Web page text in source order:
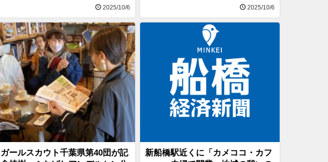
2025/10/6 2025/10/6
ガールスカウト千葉県第40団が記
新船橋駅近くに「カメココ・カフ